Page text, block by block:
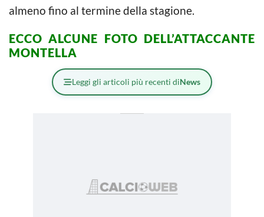
almeno fino al termine della stagione.
ECCO ALCUNE FOTO DELL’ATTACCANTE
MONTELLA
Leggi gli articoli più recenti diNews